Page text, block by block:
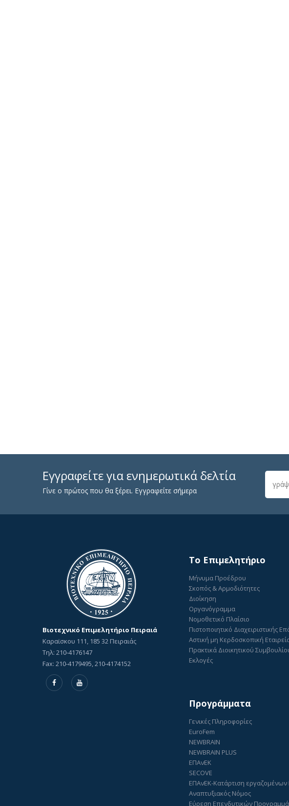
Εγγραφείτε για ενημερωτικά δελτία
Γίνε ο πρώτος που θα ξέρει. Εγγραφείτε σήμερα
Βιοτεχνικό Επιμελητήριο Πειραιά
Καραϊσκου 111, 185 32 Πειραιάς
Τηλ: 210-4176147
Fax: 210-4179495, 210-4174152
To Επιμελητήριο
Μήνυμα Προέδρου
Σκοπός & Αρμοδιότητες
Διοίκηση
Οργανόγραμμα
Νομοθετικό Πλαίσιο
Πιστοποιητικό Διαχειριστικής
Αστική μη Κερδοσκοπική
Πρακτικά Διοικητικού
Εκλογές
Προγράμματα
Γενικές Πληροφορίες
EuroFem
NEWBRAIN
NEWBRAIN PLUS
ΕΠΑνΕΚ
SECOVE
ΕΠΑνΕΚ-Κατάρτιση
Αναπτυξιακός Νόμος
Εύρεση Επενδυτικών